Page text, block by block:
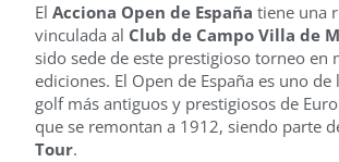
El Acciona Open de España tiene una
vinculada al Club de Campo Villa de
sido sede de este prestigioso torneo en
ediciones. El Open de España es uno
golf más antiguos y prestigiosos de
que se remontan a 1912, siendo parte
Tour.